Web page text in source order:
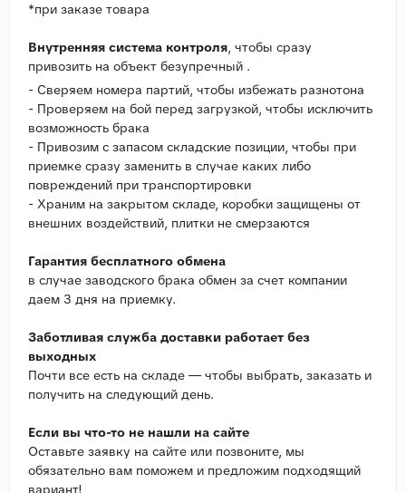
*при заказе товара
Внутренняя система контроля, чтобы сразу
привозить на объект безупречный .
- Сверяем номера партий, чтобы избежать разнотона
- Проверяем на бой перед загрузкой, чтобы исключить
возможность брака
- Привозим с запасом складские позиции, чтобы при
приемке сразу заменить в случае каких либо
повреждений при транспортировки
- Храним на закрытом складе, коробки защищены от
внешних воздействий, плитки не смерзаются
Гарантия бесплатного обмена
в случае заводского брака обмен за счет компании
даем 3 дня на приемку.
Заботливая служба доставки работает без
выходных
Почти все есть на складе — чтобы выбрать, заказать и
получить на следующий день.
Если вы что-то не нашли на сайте
Оставьте заявку на сайте или позвоните, мы
обязательно вам поможем и предложим подходящий
вариант!